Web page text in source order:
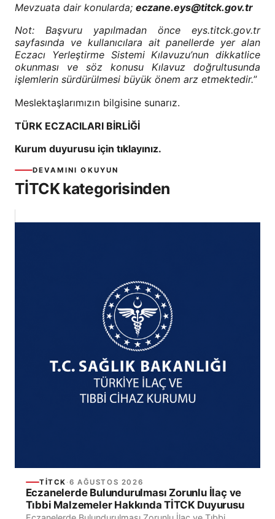
Mevzuata dair konularda; eczane.eys@titck.gov.tr
Not: Başvuru yapılmadan önce eys.titck.gov.tr
sayfasında ve kullanıcılara ait panellerde yer alan
Eczacı Yerleştirme Sistemi Kılavuzu’nun dikkatlice
okunması ve söz konusu Kılavuz doğrultusunda
işlemlerin sürdürülmesi büyük önem arz etmektedir.”
Meslektaşlarımızın bilgisine sunarız.
TÜRK ECZACILARI BİRLİĞİ
Kurum duyurusu için tıklayınız.
DEVAMINI OKUYUN
TİTCK kategorisinden
TİTCK ·6 AĞUSTOS 2026
Eczanelerde Bulundurulması Zorunlu İlaç ve
Tıbbi Malzemeler Hakkında TİTCK Duyurusu